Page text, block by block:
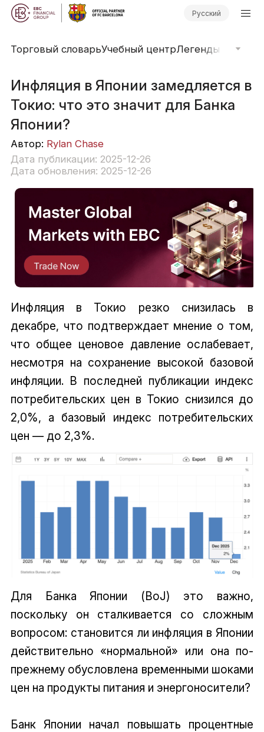
Русский
Торговый словарьУчебный центрЛегенды рынка
Инфляция в Японии замедляется в
Токио: что это значит для Банка
Японии?
Автор: Rylan Chase
Дата публикации: 2025-12-26
Дата обновления: 2025-12-26
Инфляция в Токио резко снизилась в
декабре, что подтверждает мнение о том,
что общее ценовое давление ослабевает,
несмотря на сохранение высокой базовой
инфляции. В последней публикации индекс
потребительских цен в Токио снизился до
2,0%, а базовый индекс потребительских
цен — до 2,3%.
Для Банка Японии (BoJ) это важно,
поскольку он сталкивается со сложным
вопросом: становится ли инфляция в Японии
действительно «нормальной» или она по-
прежнему обусловлена временными шоками
цен на продукты питания и энергоносители?
Банк Японии начал повышать процентные